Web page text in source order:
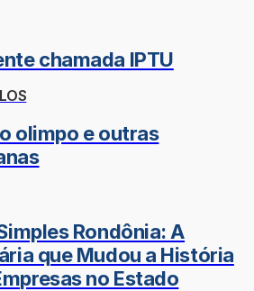
chamada IPTU
olimpo e outras
Rondônia: A
que Mudou a História
no Estado